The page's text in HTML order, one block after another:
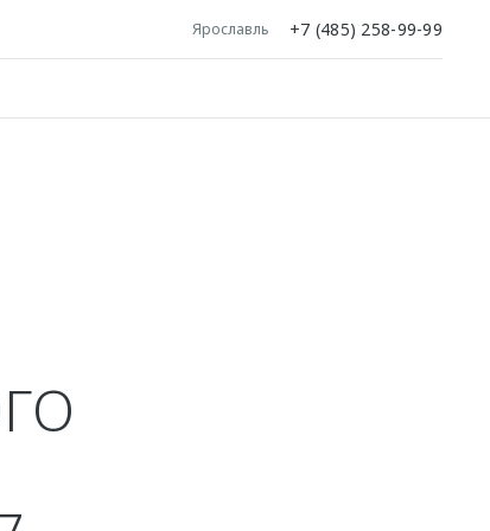
Ярославль +7 (485) 258-99-99